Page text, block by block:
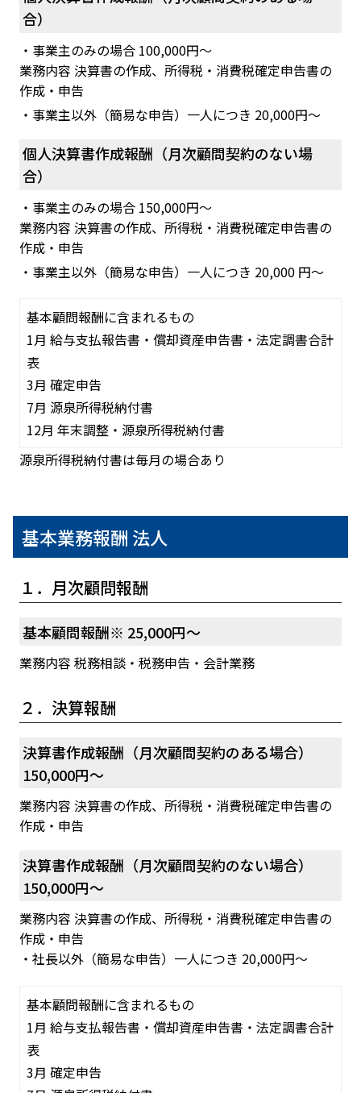
合）
・事業主のみの場合 100,000円～
業務内容 決算書の作成、所得税・消費税確定申告書の
作成・申告
・事業主以外（簡易な申告）一人につき 20,000円～
個人決算書作成報酬（月次顧問契約のない場
合）
・事業主のみの場合 150,000円～
業務内容 決算書の作成、所得税・消費税確定申告書の
作成・申告
・事業主以外（簡易な申告）一人につき 20,000 円～
基本顧問報酬に含まれるもの
1月 給与支払報告書・償却資産申告書・法定調書合計
表
3月 確定申告
7月 源泉所得税納付書
12月 年末調整・源泉所得税納付書
源泉所得税納付書は毎月の場合あり
基本業務報酬 法人
１．月次顧問報酬
基本顧問報酬※ 25,000円～
業務内容 税務相談・税務申告・会計業務
２．決算報酬
決算書作成報酬（月次顧問契約のある場合）
150,000円～
業務内容 決算書の作成、所得税・消費税確定申告書の
作成・申告
決算書作成報酬（月次顧問契約のない場合）
150,000円～
業務内容 決算書の作成、所得税・消費税確定申告書の
作成・申告
・社長以外（簡易な申告）一人につき 20,000円～
基本顧問報酬に含まれるもの
1月 給与支払報告書・償却資産申告書・法定調書合計
表
3月 確定申告